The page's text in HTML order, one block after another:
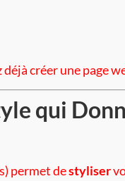
déjà créer une page
qui
permet destyliser